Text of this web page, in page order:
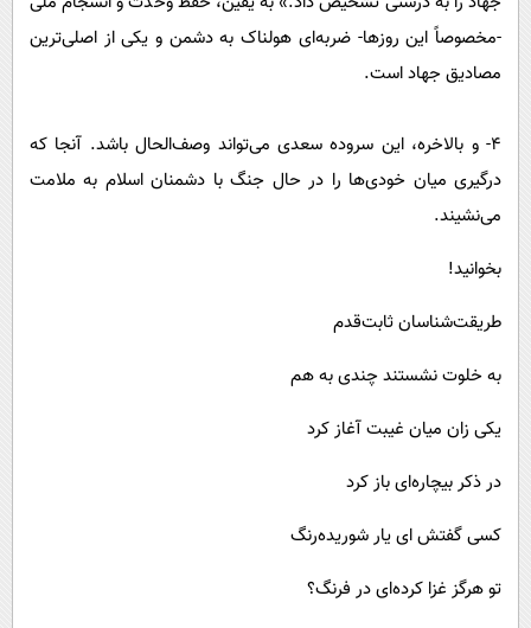
-مخصوصاً این روزها- ضربه‌ای هولناک به دشمن و یکی از اصلی‌ترین
مصادیق جهاد است.
4- و بالاخره، این سروده سعدی می‌تواند وصف‌الحال باشد. آنجا که
درگیری میان خودی‌ها را در حال جنگ با دشمنان اسلام به ملامت
می‌نشیند.
بخوانید!
طریقت‌شناسان ثابت‌قدم
به خلوت نشستند چندی به هم
یکی زان میان غیبت آغاز کرد
در ذکر بیچاره‌ای باز کرد
کسی گفتش ‌ای یار شوریده‌رنگ
تو هرگز غزا کرده‌ای در فرنگ؟